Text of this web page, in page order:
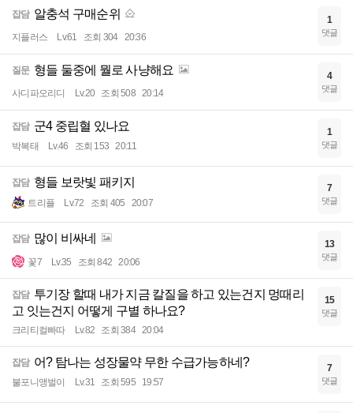
잡담 알충석 구매순위
지플러스 Lv.61 조회 304 20:36
1
댓글
질문 형들 둘중에 뭘로 사냥해요
사디파오리디 Lv.20 조회 508 20:14
4
댓글
잡담 군4 중립혈 있나요
박복태 Lv.46 조회 153 20:11
1
댓글
잡담 형들 보랏빛 패키지
트리플 Lv.72 조회 405 20:07
7
댓글
잡담 많이 비싸네
꽃7 Lv.35 조회 842 20:06
13
댓글
잡담 투기장 할때 내가 지금 칼질을 하고 있는건지 멍때리
고 잇는건지 어떻게 구별 하나요?
크리티컬빠따 Lv.82 조회 384 20:04
15
댓글
잡담 어? 탐나는 성장물약 무한 수급가능하네?
불포니앵벌이 Lv.31 조회 595 19:57
7
댓글